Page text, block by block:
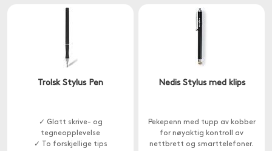
Trolsk Stylus Pen
✓ Glatt skrive- og
tegneopplevelse
✓ To forskjellige tips
Nedis Stylus med klips
Pekepenn med tupp av kobber
for nøyaktig kontroll av
nettbrett og smarttelefoner.